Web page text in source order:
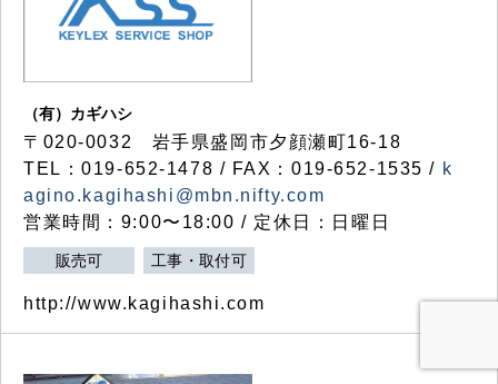
（有）カギハシ
〒020-0032 岩手県盛岡市夕顔瀬町16-18
TEL：019-652-1478 / FAX：019-652-1535 / k
agino.kagihashi@mbn.nifty.com
営業時間：9:00〜18:00 / 定休日：日曜日
販売可 工事・取付可
http://www.kagihashi.com